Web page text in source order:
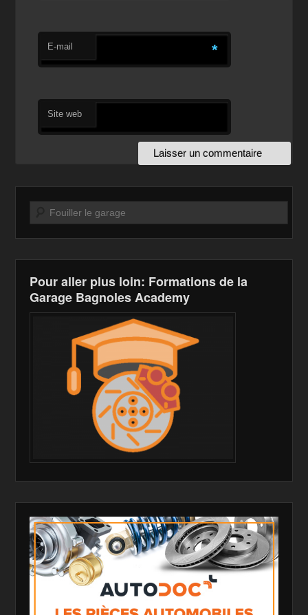
E-mail *
Site web
Recherche
Pour aller plus loin: Formations de la
Garage Bagnoles Academy